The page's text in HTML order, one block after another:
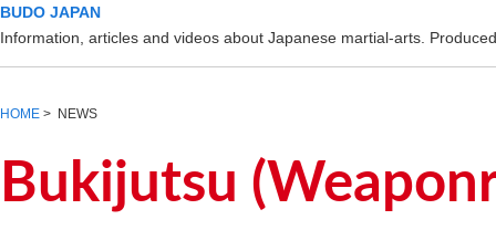
BUDO JAPAN
Information, articles and videos about Japanese martial-arts.
HOME > NEWS
Bukijutsu